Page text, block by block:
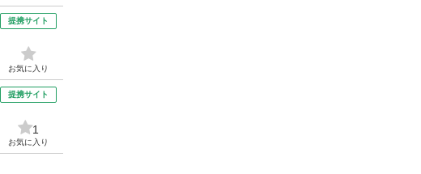
提携サイト
お気に入り
提携サイト
1
お気に入り